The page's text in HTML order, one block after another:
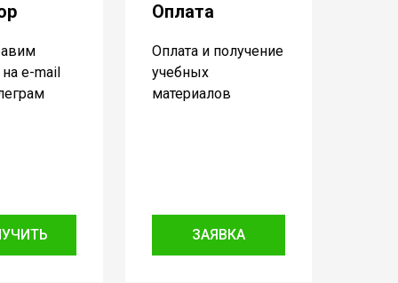
e-mail
Оплата
Оплата и получение
учебных
материалов
ЗАЯВКА